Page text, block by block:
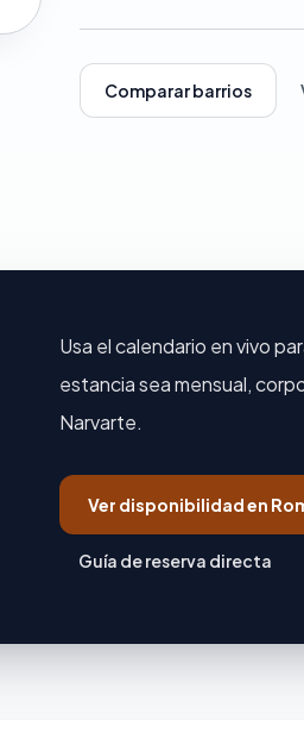
Comparar barrios
Usa el calendario en vivo
estancia sea mensual,
Narvarte.
Ver disponibilidad en
Guía de reserva directa